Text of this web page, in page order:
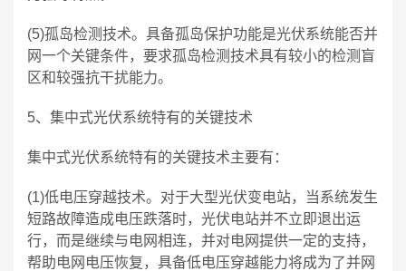
(5)孤岛检测技术。具备孤岛保护功能是光伏系统能否并
网一个关键条件，要求孤岛检测技术具有较小的检测盲
区和较强抗干扰能力。
5、集中式光伏系统特有的关键技术
集中式光伏系统特有的关键技术主要有：
(1)低电压穿越技术。对于大型光伏变电站，当系统发生
短路故障造成电压跌落时，光伏电站并不立即退出运
行，而是继续与电网相连，并对电网提供一定的支持，
帮助电网电压恢复，具备低电压穿越能力将成为了并网